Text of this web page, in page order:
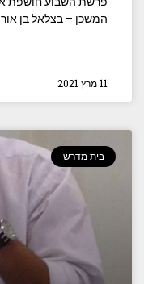
המשכן – בצלאל בן אורי
11 מרץ 2021
בית מדרש